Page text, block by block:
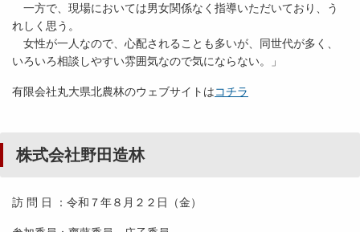
一方で、現場においては男女関係なく指導いただいており、う
れしく思う。
女性が一人なので、心配されることも多いが、同世代が多く、
いろいろ相談しやすい雰囲気なので気にならない。」
有限会社丸大県北農林のウェブサイトはコチラ
株式会社野田造林
訪 問 日 ：令和７年８月２２日（金）